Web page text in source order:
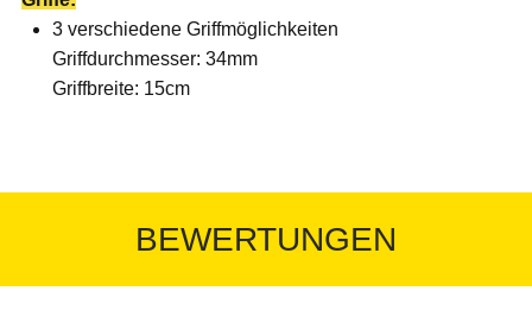
3 verschiedene Griffmöglichkeiten
Griffdurchmesser: 34mm
Griffbreite: 15cm
BEWERTUNGEN